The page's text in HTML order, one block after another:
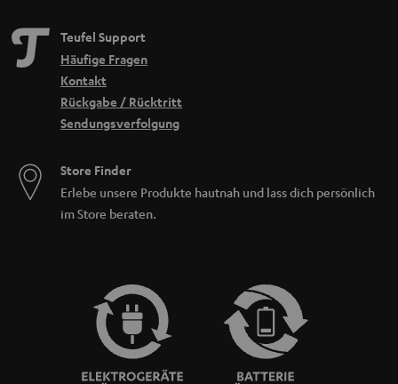
Teufel Support
Häufige Fragen
Kontakt
Rückgabe / Rücktritt
Sendungsverfolgung
Store Finder
Erlebe unsere Produkte hautnah und lass dich persönlich
im Store beraten.